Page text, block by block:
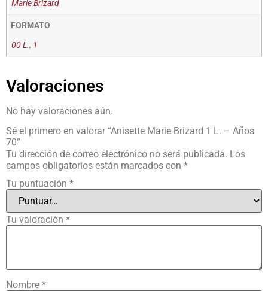
Marie Brizard
FORMATO
00 L., 1
Valoraciones
No hay valoraciones aún.
Sé el primero en valorar “Anisette Marie Brizard 1 L. – Años
70”
Tu dirección de correo electrónico no será publicada. Los
campos obligatorios están marcados con *
Tu puntuación *
Tu valoración *
Nombre *